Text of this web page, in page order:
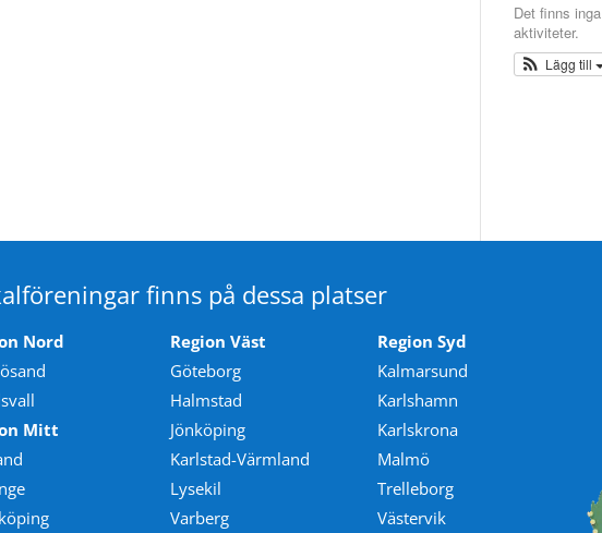
Det finns
aktiviteter.
Lägg till
finns på dessa platser
Nord
Mitt
Region Väst
Göteborg
Halmstad
Jönköping
Karlstad-Värmland
Lysekil
Varberg
Region Syd
Kalmarsund
Karlshamn
Karlskrona
Malmö
Trelleborg
Västervik